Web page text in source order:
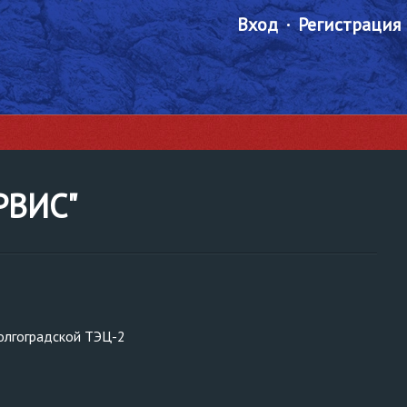
Вход Регистрация
ТЭЦ-2